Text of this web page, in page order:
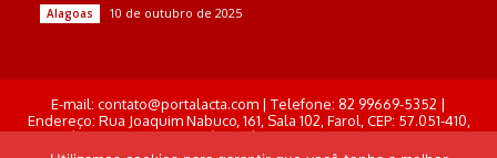
Alagoas 10 de outubro de 2025
E-mail: contato@portalacta.com | Telefone: 82 99669-5352 |
Endereço: Rua Joaquim Nabuco, 161, Sala 102, Farol, CEP: 57.051-410,
Maceió, Alagoas . Responsável Técnico: Derek Gustavo de Morais
Pereira